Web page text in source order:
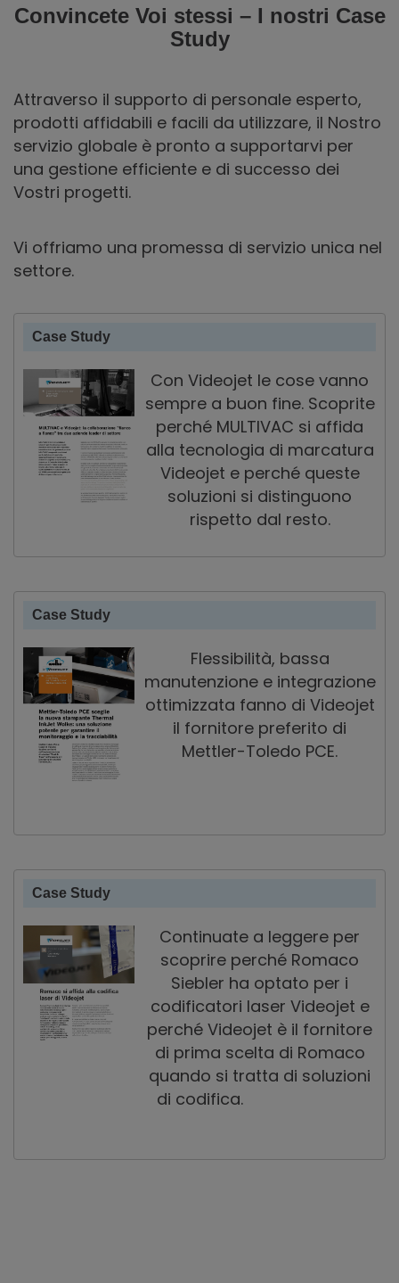
Convincete Voi stessi – I nostri Case
Study
Attraverso il supporto di personale esperto,
prodotti affidabili e facili da utilizzare, il Nostro
servizio globale è pronto a supportarvi per
una gestione efficiente e di successo dei
Vostri progetti.
Vi offriamo una promessa di servizio unica nel
settore.
Case Study
Con Videojet le cose vanno
sempre a buon fine. Scoprite
perché MULTIVAC si affida
alla tecnologia di marcatura
Videojet e perché queste
soluzioni si distinguono
rispetto dal resto.
Case Study
Flessibilità, bassa
manutenzione e integrazione
ottimizzata fanno di Videojet
il fornitore preferito di
Mettler-Toledo PCE.
Case Study
Continuate a leggere per
scoprire perché Romaco
Siebler ha optato per i
codificatori laser Videojet e
perché Videojet è il fornitore
di prima scelta di Romaco
quando si tratta di soluzioni
di codifica.